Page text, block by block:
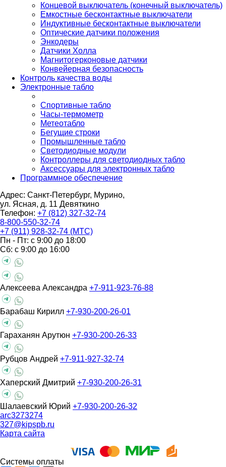
Концевой выключатель (конечный выключатель)
Емкостные бесконтактные выключатели
Индуктивные бесконтактные выключатели
Оптические датчики положения
Энкодеры
Датчики Холла
Магнитогерконовые датчики
Конвейерная безопасность
Контроль качества воды
Электронные табло
Спортивные табло
Часы-термометр
Метеотабло
Бегущие строки
Промышленные табло
Светодиодные модули
Контроллеры для светодиодных табло
Аксессуары для электронных табло
Программное обеспечение
Адрес: Санкт-Петербург, Мурино,
ул. Ясная, д. 11 Девяткино
Телефон: +7 (812) 327-32-74
8-800-550-32-74
+7 (911) 928-32-74 (МТС)
Пн - Пт: с 9:00 до 18:00
Сб: с 9:00 до 16:00
Алексеева Александра +7-911-923-76-88
Барабаш Кирилл +7-930-200-26-01
Гараханян Арутюн +7-930-200-26-33
Рубцов Андрей +7-911-927-32-74
Хаперский Дмитрий +7-930-200-26-31
Шалаевский Юрий +7-930-200-26-32
arc3273274
327@kipspb.ru
Карта сайта
Системы оплаты